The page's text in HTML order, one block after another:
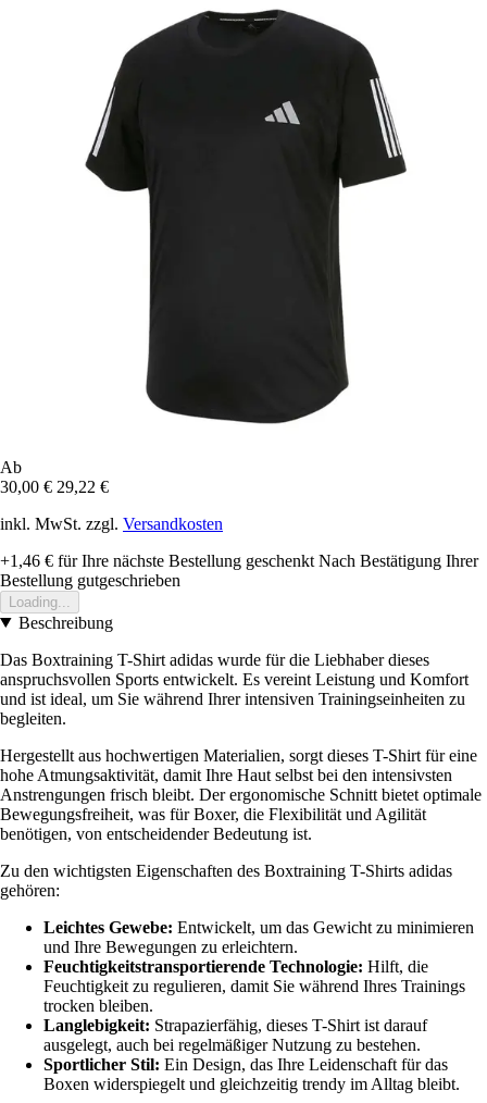
Ab
30,00 € 29,22 €
inkl. MwSt. zzgl. Versandkosten
+1,46 € für Ihre nächste Bestellung geschenkt Nach Bestätigung Ihrer
Bestellung gutgeschrieben
Loading...
Beschreibung
Das Boxtraining T-Shirt adidas wurde für die Liebhaber dieses
anspruchsvollen Sports entwickelt. Es vereint Leistung und Komfort
und ist ideal, um Sie während Ihrer intensiven Trainingseinheiten zu
begleiten.
Hergestellt aus hochwertigen Materialien, sorgt dieses T-Shirt für eine
hohe Atmungsaktivität, damit Ihre Haut selbst bei den intensivsten
Anstrengungen frisch bleibt. Der ergonomische Schnitt bietet optimale
Bewegungsfreiheit, was für Boxer, die Flexibilität und Agilität
benötigen, von entscheidender Bedeutung ist.
Zu den wichtigsten Eigenschaften des Boxtraining T-Shirts adidas
gehören:
Leichtes Gewebe: Entwickelt, um das Gewicht zu minimieren
und Ihre Bewegungen zu erleichtern.
Feuchtigkeitstransportierende Technologie: Hilft, die
Feuchtigkeit zu regulieren, damit Sie während Ihres Trainings
trocken bleiben.
Langlebigkeit: Strapazierfähig, dieses T-Shirt ist darauf
ausgelegt, auch bei regelmäßiger Nutzung zu bestehen.
Sportlicher Stil: Ein Design, das Ihre Leidenschaft für das
Boxen widerspiegelt und gleichzeitig trendy im Alltag bleibt.